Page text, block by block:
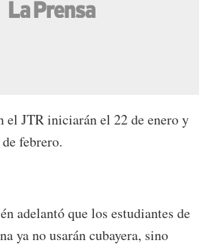
el JTR iniciarán el 22 de enero y
febrero.
adelantó que los estudiantes de
ya no usarán cubayera, sino